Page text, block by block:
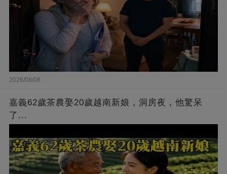
2026/08/08
嘉義62歲茶農娶20歲越南新娘，洞房夜，他驚呆
了...